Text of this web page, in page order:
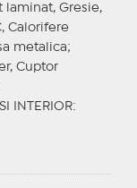
laminat, Gresie,
Calorifere
metalica;
Cuptor
INTERIOR: